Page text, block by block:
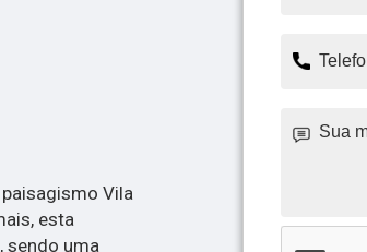
Vila
esta
sendo uma